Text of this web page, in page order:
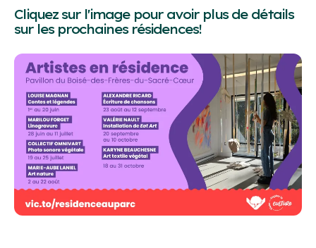
Cliquez sur l'image pour avoir plus de détails
sur les prochaines résidences!